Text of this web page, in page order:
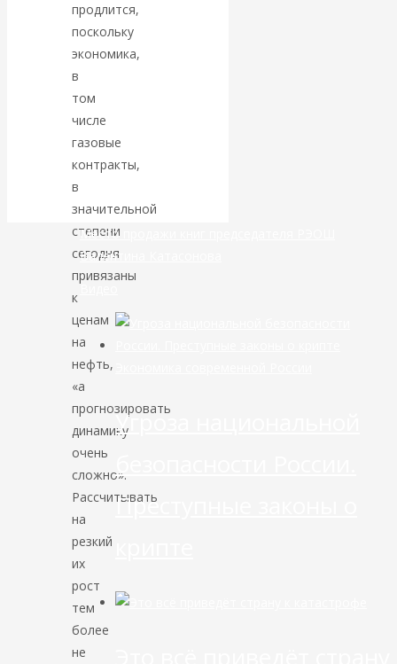
считает, что
кризис в
банковской
сфере России
уже начался
продлится,
поскольку
экономика,
в
том
числе
газовые
контракты,
в
значительной
степени
сегодня
привязаны
к
ценам
на
нефть,
«а
прогнозировать
динамику
очень
сложно».
Рассчитывать
на
резкий
их
рост
тем
более
не
Место продажи книг председателя РЭОШ
Валентина Катасонова
Видео
Угроза национальной
Преступные законы о